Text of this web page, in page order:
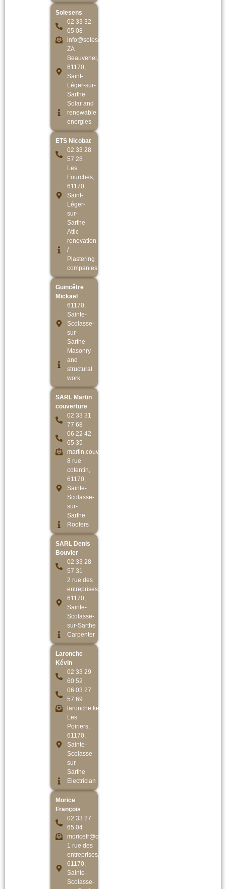
Solesens
02 33 32
05 08
info@solesens.fr
ZA
Beauvenel,
61170,
Saint-
Léger-sur-
Sarthe
Solar and
renewable
energies
ETS Nicobat
02 33 28
57 28
Les
Fourches,
61170,
Saint-
Léger-
sur-
Sarthe
Attic
renovation
/
Plastering
companies
Guincêtre
Mickaël
61170,
Sainte-
Scolasse-
sur-
Sarthe
Masonry
and
structural
work
SARL Martin
couverture
02 33 31
77 68
06 22 42
65 35
martin.couverture@orange.fr
8 rue
cotentin,
61170,
Sainte-
Scolasse-
sur-
Sarthe
Roofers
SARL Denis
Bouvier
02 33 28
57 31
2 rue des
entreprises,
61170,
Sainte-
Scolasse-
sur-Sarthe
Carpenter
Laronche
Kévin
02 33 29
60 52
06 03 27
57 69
laronche.kevin@orange.fr
Les
Poiriers,
61170,
Sainte-
Scolasse-
sur-
Sarthe
Electrician
Morice
François
02 33 27
65 04
moricefr@orange.fr
1 rue des
entreprises,
61170,
Sainte-
Scolasse-